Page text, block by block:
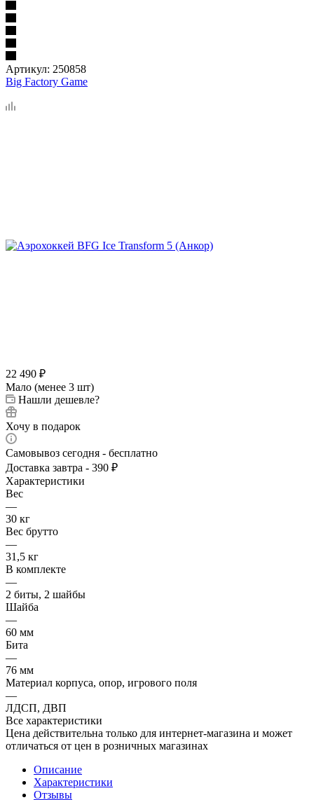
Артикул: 250858
Big Factory Game
22 490 ₽
Мало (менее 3 шт)
Нашли дешевле?
Хочу в подарок
Самовывоз сегодня - бесплатно
Доставка завтра - 390 ₽
Характеристики
Вес
—
30 кг
Вес брутто
—
31,5 кг
В комплекте
—
2 биты, 2 шайбы
Шайба
—
60 мм
Бита
—
76 мм
Материал корпуса, опор, игрового поля
—
ЛДСП, ДВП
Все характеристики
Цена действительна только для интернет-магазина и может
отличаться от цен в розничных магазинах
Описание
Характеристики
Отзывы